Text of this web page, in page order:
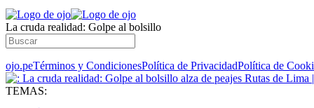
La cruda realidad: Golpe al bolsillo
ojo.peTérminos y CondicionesPolítica de PrivacidadPolítica de
TEMAS: